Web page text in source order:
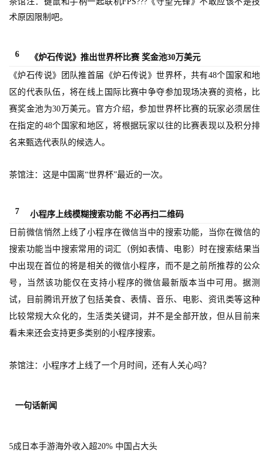
5
三
届
金
奖
7
0
日
游
茶
对
会
海
术原因限制吧。
6
《炉石传说》推出世界杯比赛 奖金池30万美元
《炉石传说》团队推首届《炉石传说》世界杯，共有48个国家和地
区的代表队伍，将在线上国际比赛中争夺参加现场决赛的资格，比
赛奖金池为30万美元。官方介绍，参加世界杯比赛的玩家必须居住
在指定的48个国家和地区，将根据玩家以往的比赛表现以及积分排
名来甄选代表队的候选人。
茶馆注：这是中国离“世界杯”最近的一次。
7
小程序上线模糊搜索功能 不必再扫二维码
日前微信悄然上线了小程序在微信当中的搜索功能，当你在微信的
搜索功能当中搜索常用的词汇（例如表情、电影）时在搜索结果当
中出现在首位的将是相关的微信小程序，而不是之前所推荐的公众
号，当然该功能仅在支持小程序的微信最新版本当中可用。据测
试，目前腾讯开放了包括美食、表情、音乐、电影、资讯类等这种
比较常规大众化的，生活类关键词，并不是全部开放，但从目前来
看未来还会支持更多类别的小程序搜索。
茶馆注：小程序才上线了一个月时间，还有人关心吗？
一句话新闻
5成日本手游海外收入超20% 中国占大头